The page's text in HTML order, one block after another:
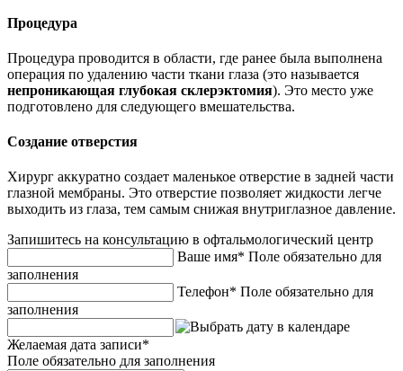
Процедура
Процедура проводится в области, где ранее была выполнена
операция по удалению части ткани глаза (это называется
непроникающая глубокая склерэктомия). Это место уже
подготовлено для следующего вмешательства.
Создание отверстия
Хирург аккуратно создает маленькое отверстие в задней части
глазной мембраны. Это отверстие позволяет жидкости легче
выходить из глаза, тем самым снижая внутриглазное давление.
Запишитесь на консультацию в офтальмологический центр
Ваше имя* Поле обязательно для
заполнения
Телефон* Поле обязательно для
заполнения
Желаемая дата записи*
Поле обязательно для заполнения